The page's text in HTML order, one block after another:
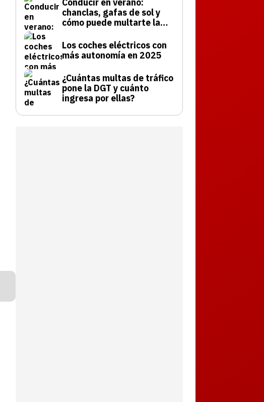
chanclas, gafas de sol y
cómo puede multarte la
Los coches eléctricos con
más autonomía en 2025
¿Cuántas multas de tráfico
pone la DGT y cuánto
ingresa por ellas?